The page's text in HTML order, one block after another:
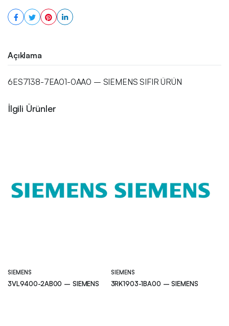
Açıklama
6ES7138-7EA01-0AA0 – SIEMENS SIFIR ÜRÜN
İlgili Ürünler
SIEMENS
3VL9400-2AB00 – SIEMENS
SIEMENS
3RK1903-1BA00 – SIEMENS